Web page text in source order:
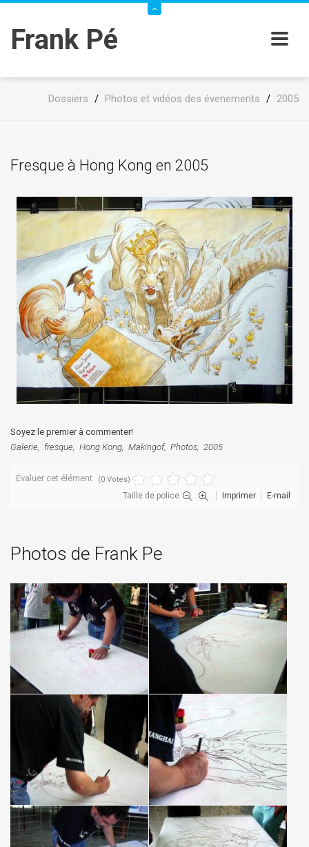
Frank Pé
Dossiers / Photos et vidéos des évenements / 2005
Fresque à Hong Kong en 2005
Soyez le premier à commenter!
Galerie
fresque Hong Kong Makingof Photos 2005
Évaluer cet élément (0 Votes)
Taille de police Imprimer E-mail
Photos de Frank Pe